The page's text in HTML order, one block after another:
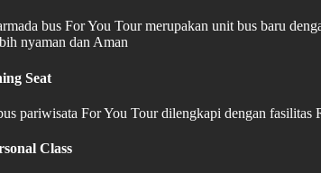
bus For You Tour merupakan unit bus baru
nyaman dan Aman
Seat
pariwisata For You Tour dilengkapi dengan fasilitas
Class